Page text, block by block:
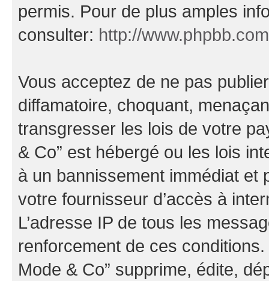
permis. Pour de plus amples
consulter: http://
Vous acceptez de ne pas
diffamatoire, choquant,
transgresser les lois de votre
& Co” est hébergé ou les lois
à un bannissement immédiat et
votre fournisseur d’accès à
L’adresse IP de tous les
renforcement de ces
Mode & Co” supprime, édite,